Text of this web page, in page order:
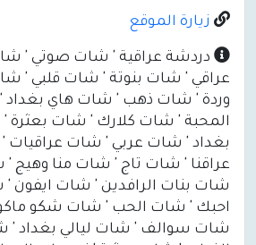
زيارة الموقع
دردشة عراقية ' شات صوتي '
عراقي ' شات بنوتة ' شات قلبي '
وردة ' شات ذهب ' شات هاي
المحبة ' شات كلارك ' شات
بغداد ' شات عربي ' شات
عراقنا ' شات تاج ' شات منا وهيج
شات بنات الرافدين ' شات
احبك ' شات الحب ' شات شكو
شات سوالف ' شات ليالي بغداد